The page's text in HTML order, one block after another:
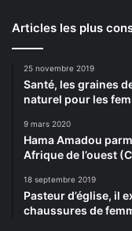
Articles les plus
25 novembre 2019
Santé, les graines
naturel pour les
9 mars 2020
Hama Amadou
Afrique de l’ouest
18 septembre 2019
Pasteur d’église, il
chaussures de